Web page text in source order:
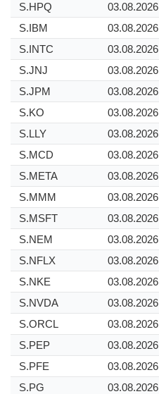
S.HPQ
03.08.2026
S.IBM
03.08.2026
S.INTC
03.08.2026
S.JNJ
03.08.2026
S.JPM
03.08.2026
S.KO
03.08.2026
S.LLY
03.08.2026
S.MCD
03.08.2026
S.META
03.08.2026
S.MMM
03.08.2026
S.MSFT
03.08.2026
S.NEM
03.08.2026
S.NFLX
03.08.2026
S.NKE
03.08.2026
S.NVDA
03.08.2026
S.ORCL
03.08.2026
S.PEP
03.08.2026
S.PFE
03.08.2026
S.PG
03.08.2026